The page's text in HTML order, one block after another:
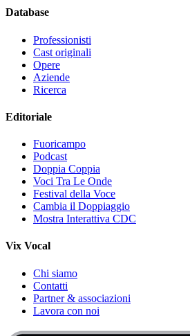
Database
Professionisti
Cast originali
Opere
Aziende
Ricerca
Editoriale
Fuoricampo
Podcast
Doppia Coppia
Voci Tra Le Onde
Festival della Voce
Cambia il Doppiaggio
Mostra Interattiva CDC
Vix Vocal
Chi siamo
Contatti
Partner & associazioni
Lavora con noi